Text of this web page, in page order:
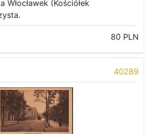
Włocławek (Kościółek
80 PLN
40289